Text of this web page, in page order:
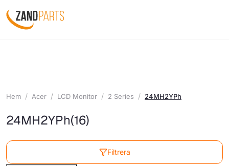
Hem Acer LCD Monitor 2 Series 24MH2YPh
24MH2YPh(16)
Filtrera